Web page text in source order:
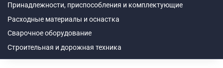
Принадлежности, приспособления и комплектующие
Расходные материалы и оснастка
Сварочное оборудование
Строительная и дорожная техника